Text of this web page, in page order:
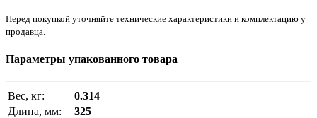
Перед покупкой уточняйте технические характеристики и комплектацию у
продавца.
Параметры упакованного товара
Вес, кг:
0.314
Длина, мм:
325